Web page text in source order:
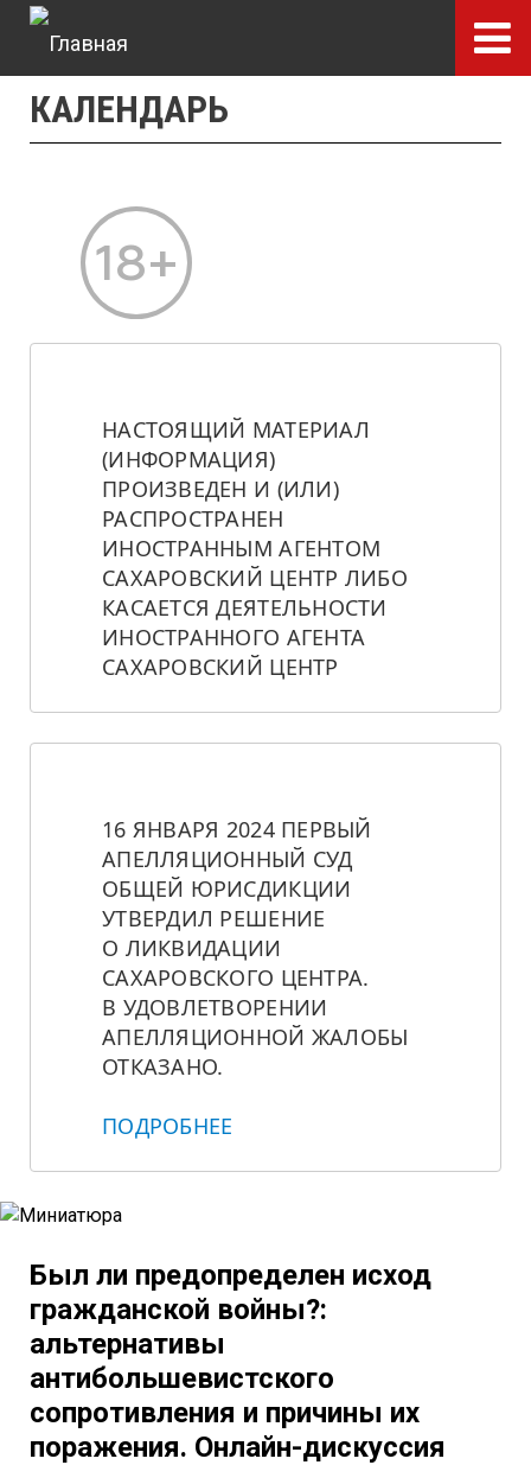
Перейти
основному
содержанию
КАЛЕНДАРЬ
НАСТОЯЩИЙ МАТЕРИАЛ
(ИНФОРМАЦИЯ)
ПРОИЗВЕДЕН И (ИЛИ)
РАСПРОСТРАНЕН
ИНОСТРАННЫМ АГЕНТОМ
САХАРОВСКИЙ ЦЕНТР ЛИБО
КАСАЕТСЯ ДЕЯТЕЛЬНОСТИ
ИНОСТРАННОГО АГЕНТА
САХАРОВСКИЙ ЦЕНТР
16 ЯНВАРЯ 2024 ПЕРВЫЙ
АПЕЛЛЯЦИОННЫЙ СУД
ОБЩЕЙ ЮРИСДИКЦИИ
УТВЕРДИЛ РЕШЕНИЕ
О ЛИКВИДАЦИИ
САХАРОВСКОГО ЦЕНТРА.
В УДОВЛЕТВОРЕНИИ
АПЕЛЛЯЦИОННОЙ ЖАЛОБЫ
ОТКАЗАНО.
ПОДРОБНЕЕ
Был ли предопределен исход
гражданской войны?:
альтернативы
антибольшевистского
сопротивления и причины их
поражения. Онлайн-дискуссия